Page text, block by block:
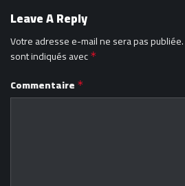
Leave A Reply
Votre adresse e-mail ne sera pas publiée.
sont indiqués avec *
Commentaire *